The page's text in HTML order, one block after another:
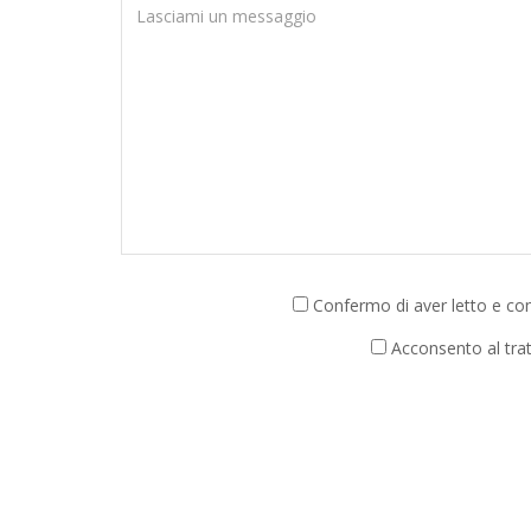
Confermo di aver letto e
Acconsento al